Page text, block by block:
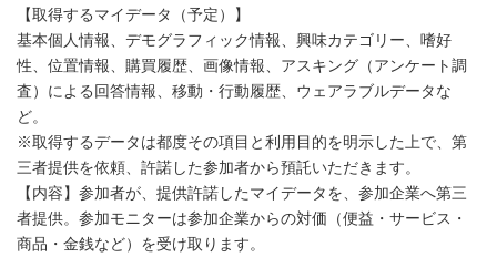
【取得するマイデータ（予定）】
基本個人情報、デモグラフィック情報、興味カテゴリー、嗜好
性、位置情報、購買履歴、画像情報、アスキング（アンケート調
査）による回答情報、移動・行動履歴、ウェアラブルデータな
ど。
※取得するデータは都度その項目と利用目的を明示した上で、第
三者提供を依頼、許諾した参加者から預託いただきます。
【内容】参加者が、提供許諾したマイデータを、参加企業へ第三
者提供。参加モニターは参加企業からの対価（便益・サービス・
商品・金銭など）を受け取ります。